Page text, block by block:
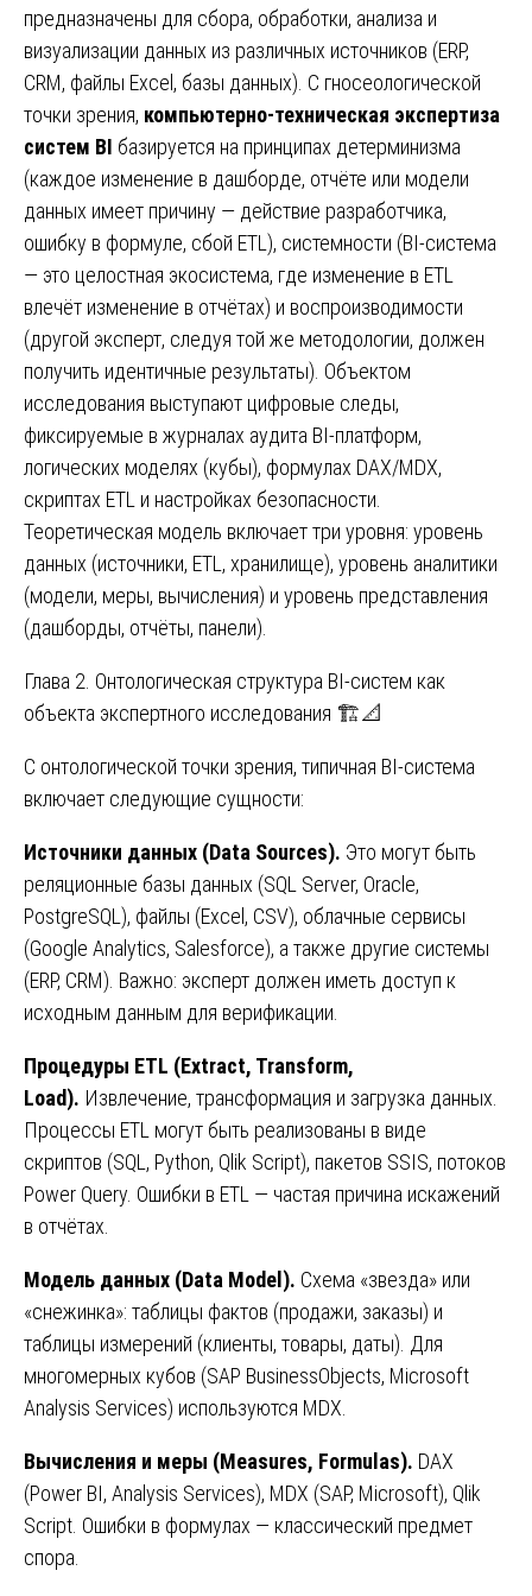
предназначены для сбора, обработки, анализа и
визуализации данных из различных источников (ERP,
CRM, файлы Excel, базы данных). С гносеологической
точки зрения, компьютерно-техническая экспертиза
систем BI базируется на принципах детерминизма
(каждое изменение в дашборде, отчёте или модели
данных имеет причину — действие разработчика,
ошибку в формуле, сбой ETL), системности (BI-система
— это целостная экосистема, где изменение в ETL
влечёт изменение в отчётах) и воспроизводимости
(другой эксперт, следуя той же методологии, должен
получить идентичные результаты). Объектом
исследования выступают цифровые следы,
фиксируемые в журналах аудита BI-платформ,
логических моделях (кубы), формулах DAX/MDX,
скриптах ETL и настройках безопасности.
Теоретическая модель включает три уровня: уровень
данных (источники, ETL, хранилище), уровень аналитики
(модели, меры, вычисления) и уровень представления
(дашборды, отчёты, панели).
Глава 2. Онтологическая структура BI-систем как
объекта экспертного исследования 🏗️📐
С онтологической точки зрения, типичная BI-система
включает следующие сущности:
Источники данных (Data Sources). Это могут быть
реляционные базы данных (SQL Server, Oracle,
PostgreSQL), файлы (Excel, CSV), облачные сервисы
(Google Analytics, Salesforce), а также другие системы
(ERP, CRM). Важно: эксперт должен иметь доступ к
исходным данным для верификации.
Процедуры ETL (Extract, Transform,
Load). Извлечение, трансформация и загрузка данных.
Процессы ETL могут быть реализованы в виде
скриптов (SQL, Python, Qlik Script), пакетов SSIS, потоков
Power Query. Ошибки в ETL — частая причина искажений
в отчётах.
Модель данных (Data Model). Схема «звезда» или
«снежинка»: таблицы фактов (продажи, заказы) и
таблицы измерений (клиенты, товары, даты). Для
многомерных кубов (SAP BusinessObjects, Microsoft
Analysis Services) используются MDX.
Вычисления и меры (Measures, Formulas). DAX
(Power BI, Analysis Services), MDX (SAP, Microsoft), Qlik
Script. Ошибки в формулах — классический предмет
спора.